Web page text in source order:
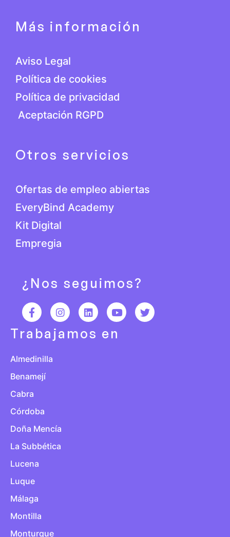
Más información
Aviso Legal
Política de cookies
Política de privacidad
Aceptación RGPD
Otros servicios
Ofertas de empleo abiertas
EveryBind Academy
Kit Digital
Empregia
¿Nos seguimos?
Trabajamos en
Almedinilla
Benamejí
Cabra
Córdoba
Doña Mencía
La Subbética
Lucena
Luque
Málaga
Montilla
Monturque